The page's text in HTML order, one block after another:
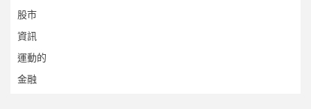
股市
資訊
運動的
金融